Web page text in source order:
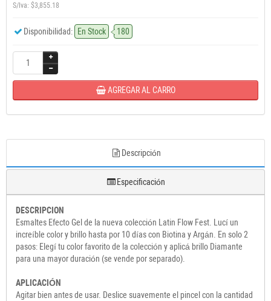
S/Iva: $3,855.18
Disponibilidad: En Stock 180
AGREGAR AL CARRO
Descripción
Especificación
DESCRIPCION
Esmaltes Efecto Gel de la nueva colección Latin Flow Fest. Lucí un
increíble color y brillo hasta por 10 días con Biotina y Argán. En solo 2
pasos: Elegí tu color favorito de la colección y aplicá brillo Diamante
para una mayor duración (se vende por separado).
APLICACIÓN
Agitar bien antes de usar. Deslice suavemente el pincel con la cantidad